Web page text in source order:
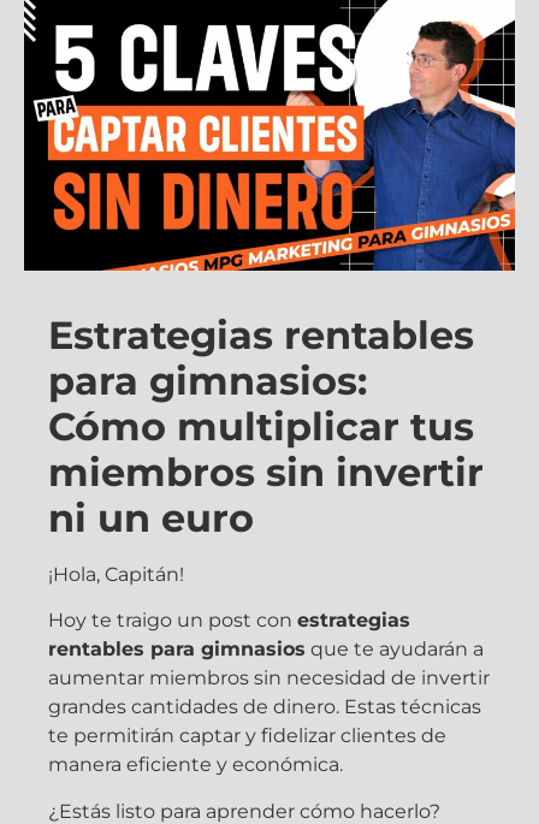
Estrategias rentables
para gimnasios:
Cómo multiplicar tus
miembros sin invertir
ni un euro
¡Hola, Capitán!
Hoy te traigo un post con estrategias
rentables para gimnasios que te ayudarán a
aumentar miembros sin necesidad de invertir
grandes cantidades de dinero. Estas técnicas
te permitirán captar y fidelizar clientes de
manera eficiente y económica.
¿Estás listo para aprender cómo hacerlo?